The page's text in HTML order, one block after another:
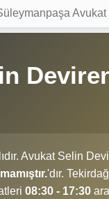
Avukat
Avukat Selin
'dır.
08:30 - 17:30